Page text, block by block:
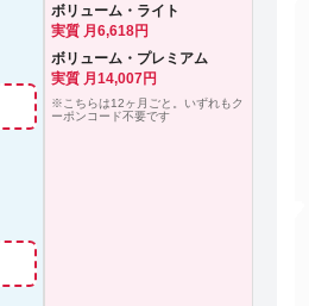
ボリューム・ライト
実質 月6,618円
ボリューム・プレミアム
実質 月14,007円
※こちらは12ヶ月ごと。いずれもク
ーポンコード不要です